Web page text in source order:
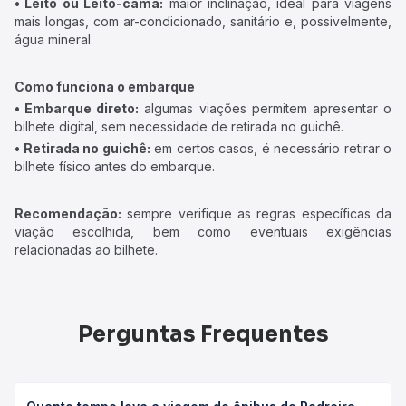
• Leito ou Leito-cama: maior inclinação, ideal para viagens
mais longas, com ar-condicionado, sanitário e, possivelmente,
água mineral.
Como funciona o embarque
• Embarque direto: algumas viações permitem apresentar o
bilhete digital, sem necessidade de retirada no guichê.
• Retirada no guichê: em certos casos, é necessário retirar o
bilhete físico antes do embarque.
Recomendação: sempre verifique as regras específicas da
viação escolhida, bem como eventuais exigências
relacionadas ao bilhete.
Perguntas Frequentes